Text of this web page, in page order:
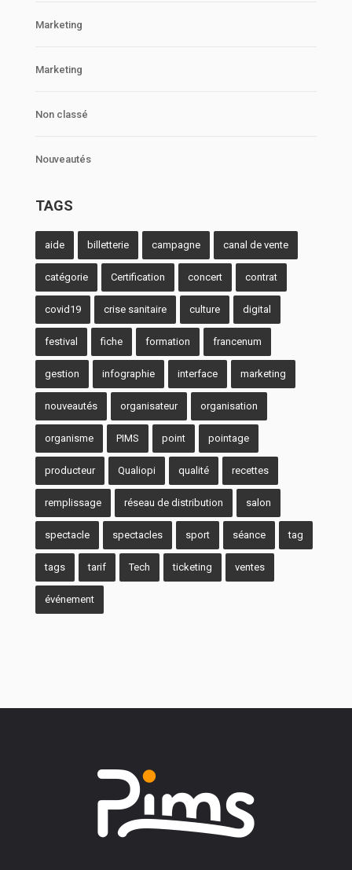
Marketing
Marketing
Non classé
Nouveautés
TAGS
aide billetterie campagne canal de vente
catégorie Certification concert contrat
covid19 crise sanitaire culture digital
festival fiche formation francenum
gestion infographie interface marketing
nouveautés organisateur organisation
organisme PIMS point pointage
producteur Qualiopi qualité recettes
remplissage réseau de distribution salon
spectacle spectacles sport séance tag
tags tarif Tech ticketing ventes
événement